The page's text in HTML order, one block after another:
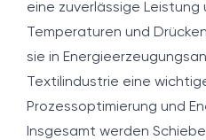
eine zuverlässige Leistung
Temperaturen und
sie in
Textilindustrie eine
Prozessoptimierung und
Insgesamt werden